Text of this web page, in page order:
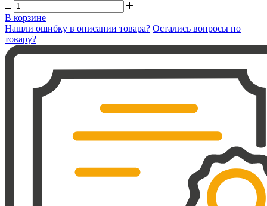
В корзине
Нашли ошибку в описании товара? Остались вопросы по
товару?